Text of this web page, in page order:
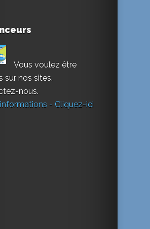
Vous voulez être
sur nos sites.
nous.
- Cliquez-ici